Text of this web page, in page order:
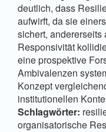
deutlich, dass
aufwirft, da sie
sichert, andererseits
Responsivität
eine prospektive
Ambivalenzen
Konzept
institutionellen
Schlagwörter:
organisatorische